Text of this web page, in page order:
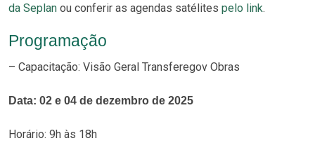
da Seplan ou conferir as agendas satélites pelo link.
Programação
– Capacitação: Visão Geral Transferegov Obras
Data: 02 e 04 de dezembro de 2025
Horário: 9h às 18h